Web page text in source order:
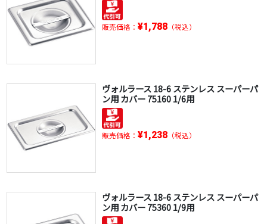
販売価格： ¥1,788（税込）
ヴォルラース 18-6 ステンレス スーパーパ
ン用 カバー 75160 1/6用
販売価格： ¥1,238（税込）
ヴォルラース 18-6 ステンレス スーパーパ
ン用 カバー 75360 1/9用